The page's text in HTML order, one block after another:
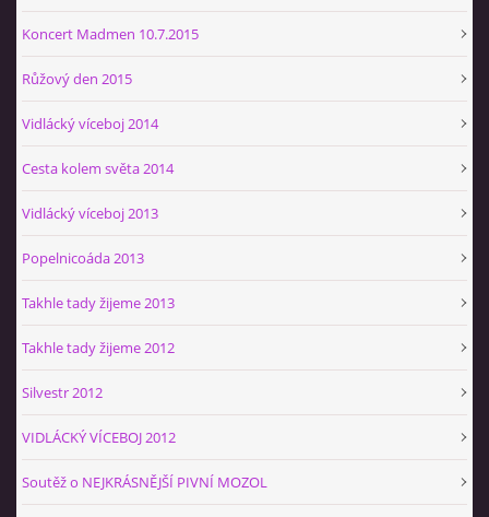
Koncert Madmen 10.7.2015
Růžový den 2015
Vidlácký víceboj 2014
Cesta kolem světa 2014
Vidlácký víceboj 2013
Popelnicoáda 2013
Takhle tady žijeme 2013
Takhle tady žijeme 2012
Silvestr 2012
VIDLÁCKÝ VÍCEBOJ 2012
Soutěž o NEJKRÁSNĚJŠÍ PIVNÍ MOZOL